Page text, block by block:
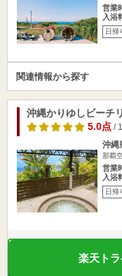
営業
入浴
日帰
関連情報から探す
沖縄かりゆしビーチ
5.0点/
沖縄
那覇
営業
入浴
日帰
楽天ト